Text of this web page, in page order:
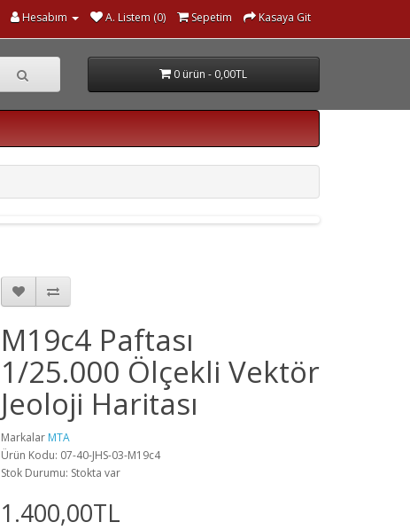
Hesabım A. Listem (0) Sepetim Kasaya Git
0 ürün - 0,00TL
M19c4 Paftası
1/25.000 Ölçekli Vektör
Jeoloji Haritası
Markalar MTA
Ürün Kodu: 07-40-JHS-03-M19c4
Stok Durumu: Stokta var
1.400,00TL